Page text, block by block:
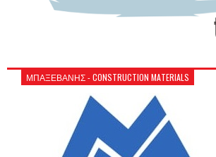
ΜΠΑΞΕΒΑΝΗΣ - CONSTRUCTION MATERIALS